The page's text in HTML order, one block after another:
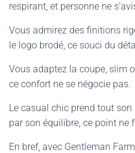
respirant, et personne ne
Vous admirez des finitions
le logo brodé, ce souci du
Vous adaptez la coupe, slim
ce confort ne se négocie pas.
Le casual chic prend tout
par son équilibre, ce point ne
En bref, avec Gentleman